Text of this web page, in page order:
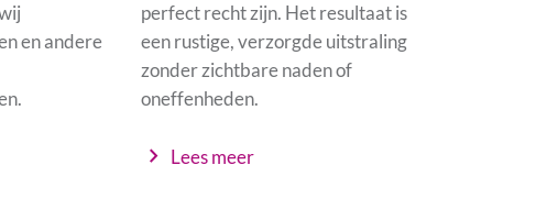
en andere
perfect recht zijn. Het resultaat is
een rustige, verzorgde uitstraling
zonder zichtbare naden of
oneffenheden.
chevron_right Lees meer